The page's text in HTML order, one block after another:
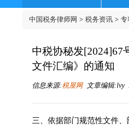
中国税务律师网 > 税务资讯 > 专
中税协秘发[2024]67
文件汇编》的通知
信息来源:税屋网文章编辑:lvy
三、依据部门规范性文件